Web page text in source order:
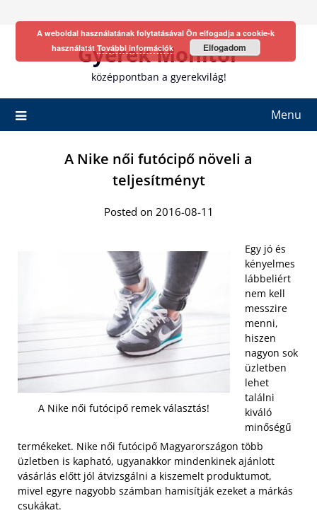
Gyerek Monitor
középpontban a gyerekvilág!
Menu
A Nike női futócipő növeli a
teljesítményt
Posted on 2016-08-11
A Nike női futócipő remek választás!
Egy jó és
kényelmes
lábbeliért
nem kell
messzire
menni,
hiszen
nagyon sok
üzletben
lehet
találni
kiváló
minőségű
termékeket. Nike női futócipő Magyarországon több
üzletben is kapható, ugyanakkor mindenkinek ajánlott
vásárlás előtt jól átvizsgálni a kiszemelt produktumot,
mivel egyre nagyobb számban hamisítják ezeket a márkás
csukákat.
A weboldal használatának folytatásával Ön elfogadja a cookie-k
használatát További információk Elfogadom